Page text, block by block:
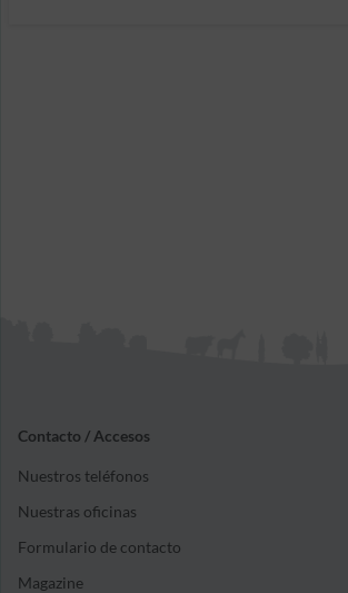
Contacto / Accesos
Nuestros teléfonos
Nuestras oficinas
Formulario de contacto
Magazine